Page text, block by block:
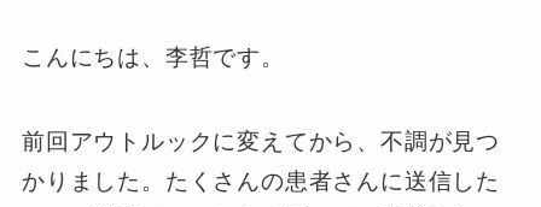
こんにちは、李哲です。
前回アウトルックに変えてから、不調が見つ
かりました。たくさんの患者さんに送信した